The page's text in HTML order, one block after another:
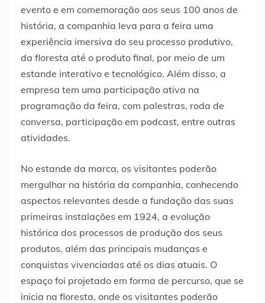
evento e em comemoração aos seus 100 anos de
história, a companhia leva para a feira uma
experiência imersiva do seu processo produtivo,
da floresta até o produto final, por meio de um
estande interativo e tecnológico. Além disso, a
empresa tem uma participação ativa na
programação da feira, com palestras, roda de
conversa, participação em podcast, entre outras
atividades.
No estande da marca, os visitantes poderão
mergulhar na história da companhia, conhecendo
aspectos relevantes desde a fundação das suas
primeiras instalações em 1924, a evolução
histórica dos processos de produção dos seus
produtos, além das principais mudanças e
conquistas vivenciadas até os dias atuais. O
espaço foi projetado em forma de percurso, que se
inicia na floresta, onde os visitantes poderão